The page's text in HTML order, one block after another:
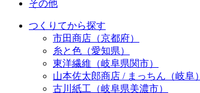
その他
つくりてから探す
市田商店（京都府）
糸と色（愛知県）
東洋繊維（岐阜県関市）
山本佐太郎商店 / まっちん（岐阜）
古川紙工（岐阜県美濃市）